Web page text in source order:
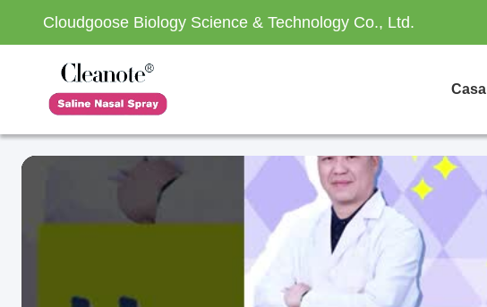
Cloudgoose Biology Science & Technology Co., Ltd.
Casa